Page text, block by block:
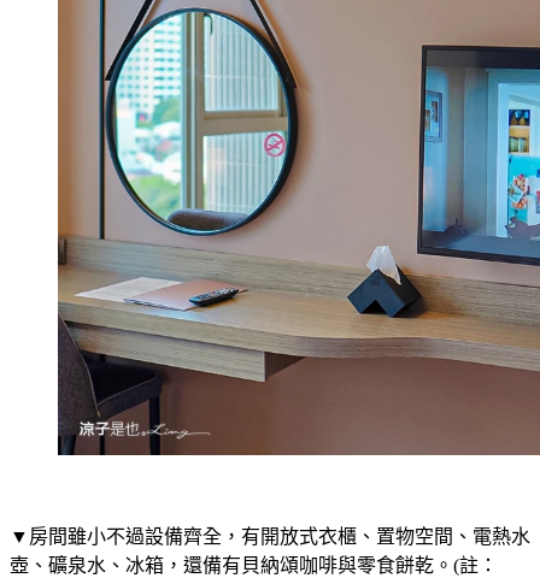
▼房間雖小不過設備齊全，有開放式衣櫃、置物空間、電熱水
壺、礦泉水、冰箱，還備有貝納頌咖啡與零食餅乾。(註：